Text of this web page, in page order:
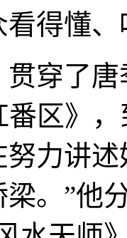
得懂
了唐
番区》
力讲
。”他